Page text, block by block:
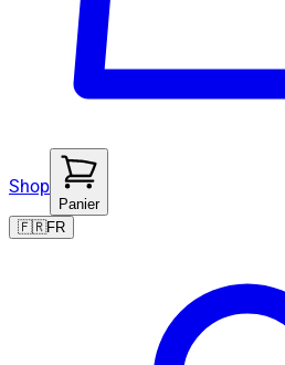
Shop
Panier
🇫🇷FR